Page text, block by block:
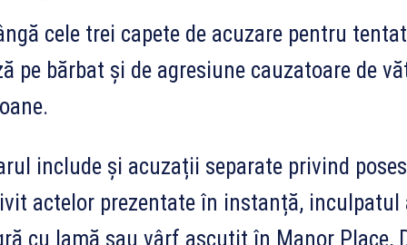
cele trei capete de acuzare pentru
pe bărbat și de agresiune cauzatoare de
include și acuzații separate privind
actelor prezentate în instanță,
cu lamă sau vârf ascuțit în Manor Place,